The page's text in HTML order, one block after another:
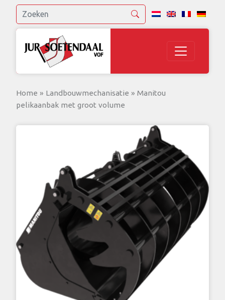
Home » Landbouwmechanisatie » Manitou
pelikaanbak met groot volume